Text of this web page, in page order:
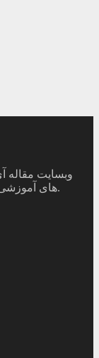
های آموزشی آی تی و کامپیوتر شروع به فعالیت کرده است.